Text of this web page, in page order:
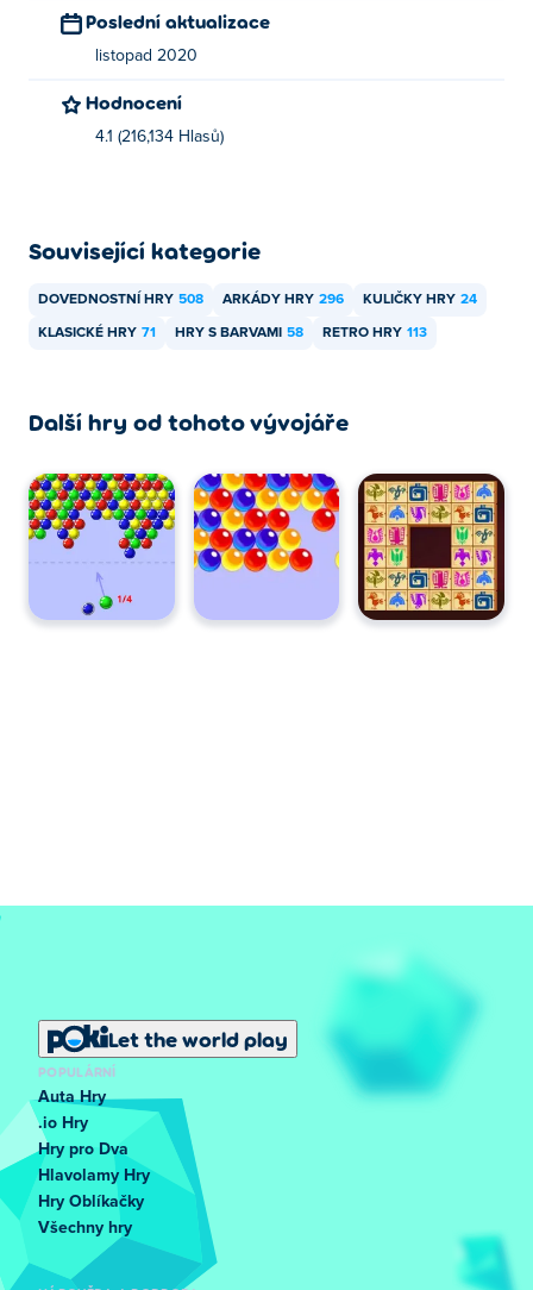
Poslední aktualizace
listopad 2020
Hodnocení
4.1 (216,134 Hlasů)
Související kategorie
DOVEDNOSTNÍ HRY 508 ARKÁDY HRY 296 KULIČKY HRY 24
KLASICKÉ HRY 71 HRY S BARVAMI 58 RETRO HRY 113
Další hry od tohoto vývojáře
Let the world play
POPULÁRNÍ
Auta Hry
.io Hry
Hry pro Dva
Hlavolamy Hry
Hry Oblíkačky
Všechny hry